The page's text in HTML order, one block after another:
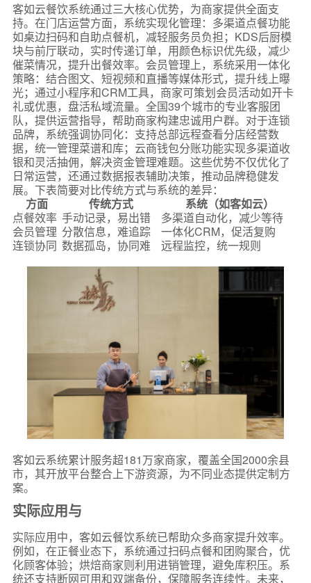
客如云餐饮系统通过三大核心优势，为商家提供全面支
持。在门店运营方面，系统实现化管理：多渠道点餐功能
如桌边扫码和自助点餐机，减轻服务员负担；KDS后厨模
块与前厅联动，实时传递订单，用颜色标识优先级，减少
催菜情况，提升出餐效率。会员管理上，系统采用一体化
策略：结合图文、短视频和直播等媒体形式，提升线上曝
光；通过小程序和CRM工具，商家可策划会员活动如开卡
礼或优惠，盘活私域流量。全国39个城市的专业客服团
队，提供运营指导，帮助商家构建忠诚用户群。对于连锁
品牌，系统强调协同化：支持总部远程查看分店经营数
据，统一管理菜谱和库；云商钱包分账功能实现多渠道收
银和灵活抽佣，解决资金管理难题。这些优势不仅优化了
日常运营，还通过数据报表辅助决策，推动品牌稳健发
展。下表简要对比传统方式与系统的差异：
方面
传统方式
系统（如客如云）
点餐效率 手动记录，易出错
多渠道自动化，减少等待
会员管理 分散信息，难追踪
一体化CRM，促活复购
连锁协同 数据孤岛，协同难 远程监控，统一规则
客如云系统累计服务超181万家商家，覆盖全国2000余县
市，其开放平台整合上下游资源，为不同业态提供定制方
案。
实际应用与
实际应用中，客如云餐饮系统已帮助众多商家提升效率。
例如，在正餐业态下，系统通过扫码点餐和团购聚合，优
化顾客体验；烘焙商家则利用进销管理，避免库积压。系
统还支持断网可用和双端备份，保障服务连续性。未来，